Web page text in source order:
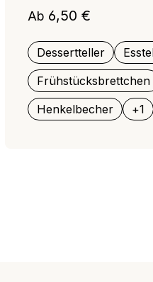
Dessertteller
Frühstücksbrettchen
Henkelbecher
+1
Regulärer Preis:
Ab 6,50 €